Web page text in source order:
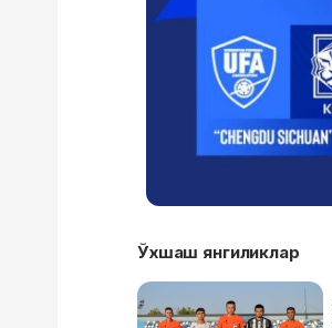
Ўхшаш янгиликлар